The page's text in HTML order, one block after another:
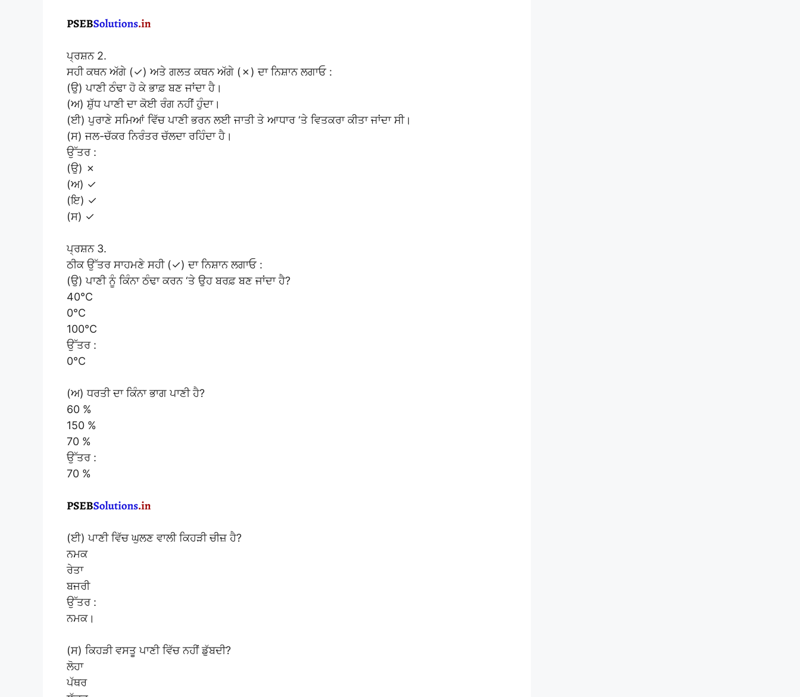
ਪ੍ਰਸ਼ਨ 2.
ਸਹੀ ਕਥਨ ਅੱਗੇ (✓) ਅਤੇ ਗਲਤ ਕਥਨ ਅੱਗੇ (✗) ਦਾ ਨਿਸ਼ਾਨ ਲਗਾਓ :
(ਉ) ਪਾਣੀ ਠੰਢਾ ਹੋ ਕੇ ਭਾਫ਼ ਬਣ ਜਾਂਦਾ ਹੈ।
(ਅ) ਸ਼ੁੱਧ ਪਾਣੀ ਦਾ ਕੋਈ ਰੰਗ ਨਹੀਂ ਹੁੰਦਾ।
(ਈ) ਪੁਰਾਣੇ ਸਮਿਆਂ ਵਿੱਚ ਪਾਣੀ ਭਰਨ ਲਈ ਜਾਤੀ ਤੇ ਆਧਾਰ ‘ਤੇ ਵਿਤਕਰਾ ਕੀਤਾ ਜਾਂਦਾ ਸੀ।
(ਸ) ਜਲ-ਚੱਕਰ ਨਿਰੰਤਰ ਚੱਲਦਾ ਰਹਿੰਦਾ ਹੈ।
ਉੱਤਰ :
(ਉ) ✗
(ਅ) ✓
(ਇ) ✓
(ਸ) ✓
ਪ੍ਰਸ਼ਨ 3.
ਠੀਕ ਉੱਤਰ ਸਾਹਮਣੇ ਸਹੀ (✓) ਦਾ ਨਿਸ਼ਾਨ ਲਗਾਓ :
(ਉ) ਪਾਣੀ ਨੂੰ ਕਿੰਨਾ ਠੰਢਾ ਕਰਨ ‘ਤੇ ਉਹ ਬਰਫ਼ ਬਣ ਜਾਂਦਾ ਹੈ?
40°C
0°C
100°C
ਉੱਤਰ :
0°C
(ਅ) ਧਰਤੀ ਦਾ ਕਿੰਨਾ ਭਾਗ ਪਾਣੀ ਹੈ?
60 %
150 %
70 %
ਉੱਤਰ :
70 %
(ਈ) ਪਾਣੀ ਵਿੱਚ ਘੁਲਣ ਵਾਲੀ ਕਿਹੜੀ ਚੀਜ਼ ਹੈ?
ਨਮਕ
ਰੇਤਾ
ਬਜਰੀ
ਉੱਤਰ :
ਨਮਕ।
(ਸ) ਕਿਹੜੀ ਵਸਤੂ ਪਾਣੀ ਵਿੱਚ ਨਹੀਂ ਡੁੱਬਦੀ?
ਲੋਹਾ
ਪੱਥਰ